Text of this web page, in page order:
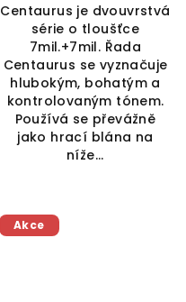
Centaurus je dvouvrstvá
série o tloušťce
7mil.+7mil. Řada
Centaurus se vyznačuje
hlubokým, bohatým a
kontrolovaným tónem.
Používá se převážně
jako hrací blána na
níže...
Akce